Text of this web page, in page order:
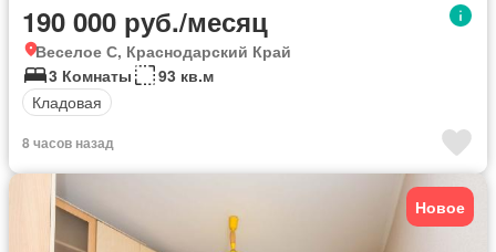
190 000 руб./месяц
Веселое С, Краснодарский Край
3 Комнаты
93 кв.м
Кладовая
8 часов назад
Новое